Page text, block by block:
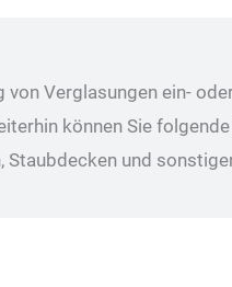
von Verglasungen ein-
können Sie
Staubdecken und